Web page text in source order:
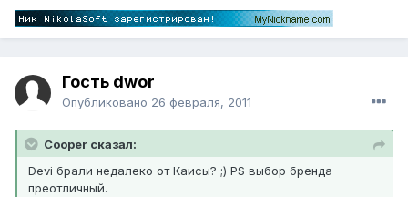
Гость dwor
Опубликовано 26 февраля, 2011
Cooper сказал:
Devi брали недалеко от Каисы? ;) PS выбор бренда
преотличный.